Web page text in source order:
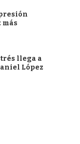
más
llega a
López